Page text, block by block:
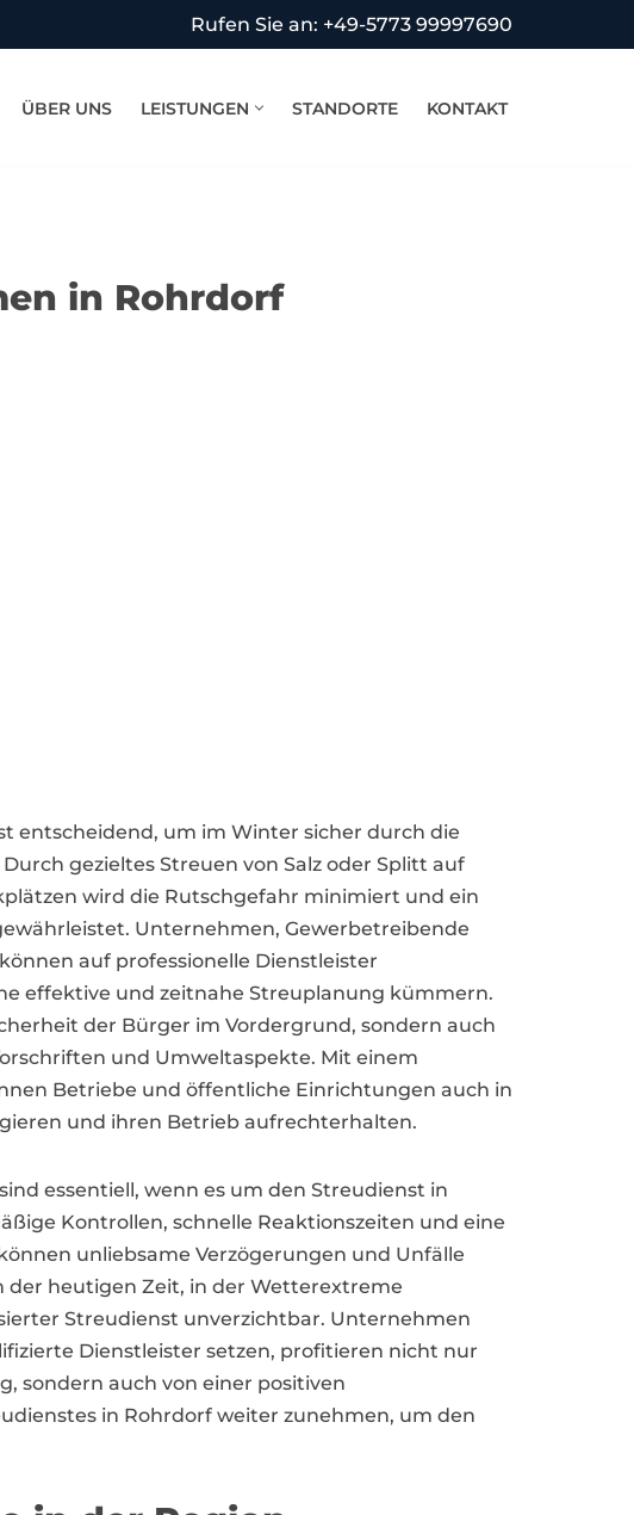
Rufen Sie an: +49-5773 99997690
ÜBER UNS LEISTUNGEN STANDORTE KONTAKT
in Rohrdorf
entscheidend, um im Winter sicher durch die
gezieltes Streuen von Salz oder Splitt auf
wird die Rutschgefahr minimiert und ein
Unternehmen, Gewerbetreibende
auf professionelle Dienstleister
effektive und zeitnahe Streuplanung kümmern.
der Bürger im Vordergrund, sondern auch
und Umweltaspekte. Mit einem
Betriebe und öffentliche Einrichtungen auch in
und ihren Betrieb aufrechterhalten.
essentiell, wenn es um den Streudienst in
Kontrollen, schnelle Reaktionszeiten und eine
unliebsame Verzögerungen und Unfälle
der heutigen Zeit, in der Wetterextreme
Streudienst unverzichtbar. Unternehmen
Dienstleister setzen, profitieren nicht nur
sondern auch von einer positiven
in Rohrdorf weiter zunehmen, um den